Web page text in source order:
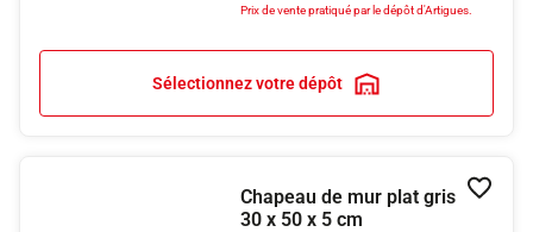
Prix de vente pratiqué par le dépôt d'Artigues.
Sélectionnez votre dépôt
Chapeau de mur plat gris
30 x 50 x 5 cm